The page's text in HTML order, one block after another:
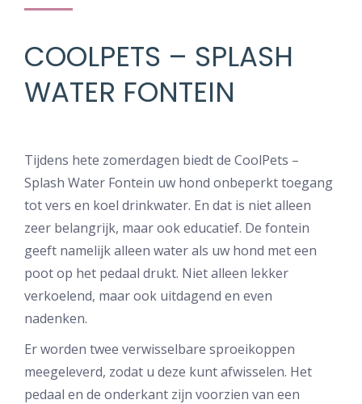
COOLPETS – SPLASH
WATER FONTEIN
Tijdens hete zomerdagen biedt de CoolPets –
Splash Water Fontein uw hond onbeperkt toegang
tot vers en koel drinkwater. En dat is niet alleen
zeer belangrijk, maar ook educatief. De fontein
geeft namelijk alleen water als uw hond met een
poot op het pedaal drukt. Niet alleen lekker
verkoelend, maar ook uitdagend en even
nadenken.
Er worden twee verwisselbare sproeikoppen
meegeleverd, zodat u deze kunt afwisselen. Het
pedaal en de onderkant zijn voorzien van een